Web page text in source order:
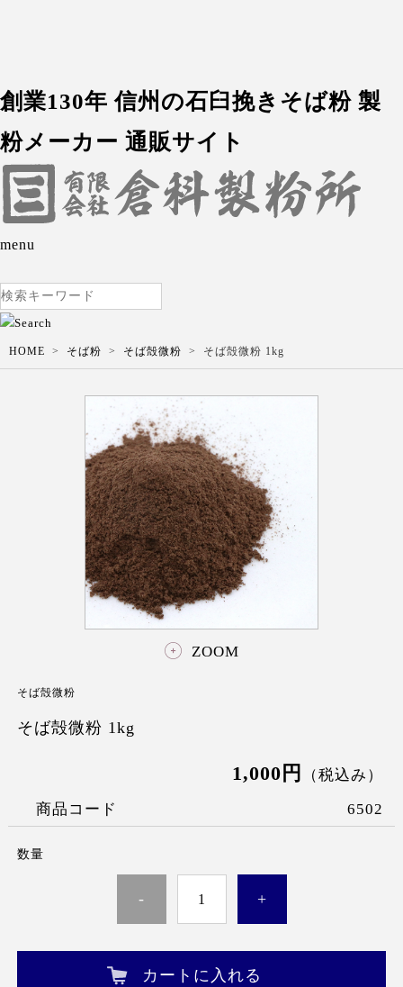
創業130年 信州の石臼挽きそば粉 製
粉メーカー 通販サイト
menu
HOME そば粉 そば殻微粉 そば殻微粉 1kg
ZOOM
そば殻微粉
そば殻微粉 1kg
1,000円
（税込み）
商品コード
6502
数量
- +
カートに入れる